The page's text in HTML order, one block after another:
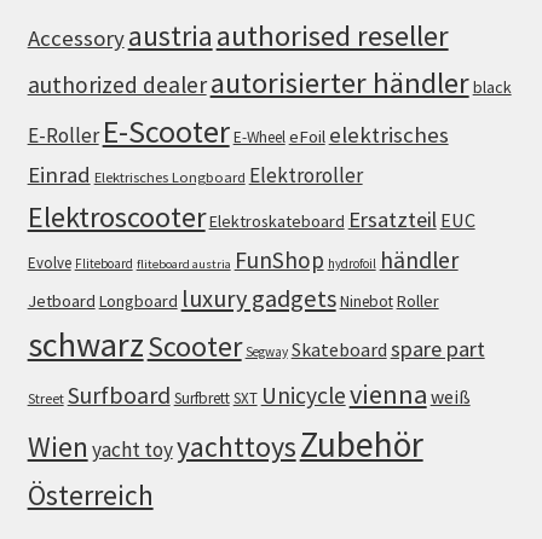
Accessoryaustria authorised reseller
authorized dealerautorisierter händlerblack
E-Roller E-ScooterE-WheeleFoil elektrisches
Einrad Elektrisches Longboard Elektroroller
ElektroscooterElektroskateboard Ersatzteil EUC
Evolve Fliteboard fliteboard austria FunShop hydrofoil händler
Jetboard Longboard luxury gadgetsNinebotRoller
schwarzScooter Segway Skateboard spare part
Street Surfboard SurfbrettSXT Unicyclevienna weiß
Wien yacht toyyachttoysZubehör
Österreich